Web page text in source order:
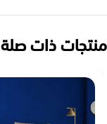
منتجات ذات صلة